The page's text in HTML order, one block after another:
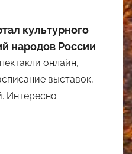
культурного
народов России
онлайн,
выставок,
Интересно